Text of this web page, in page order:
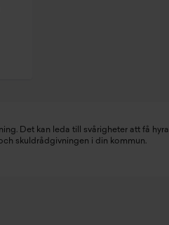
Det kan leda till svårigheter att få hyra
skuldrådgivningen i din kommun.